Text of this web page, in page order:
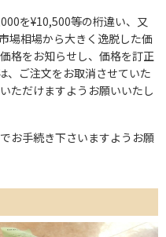
を¥10,500等の桁違い、又
場相場から大きく逸脱した価
格をお知らせし、価格を訂正
、ご注文をお取消させていた
ただけますようお願いいたし
お手続き下さいますようお願